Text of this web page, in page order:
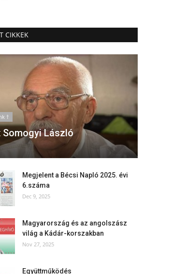
CIKKEK
†
Somogyi László
Megjelent a Bécsi Napló 2025. évi
6.száma
Dec 9, 2025
Magyarország és az angolszász
világ a Kádár-korszakban
Nov 27, 2025
Együttműködés